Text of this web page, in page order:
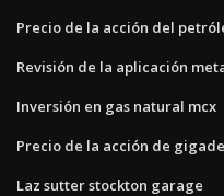
Precio de la acción del
Revisión de la aplicación
Inversión en gas natural mcx
Precio de la acción de
Laz sutter stockton garage